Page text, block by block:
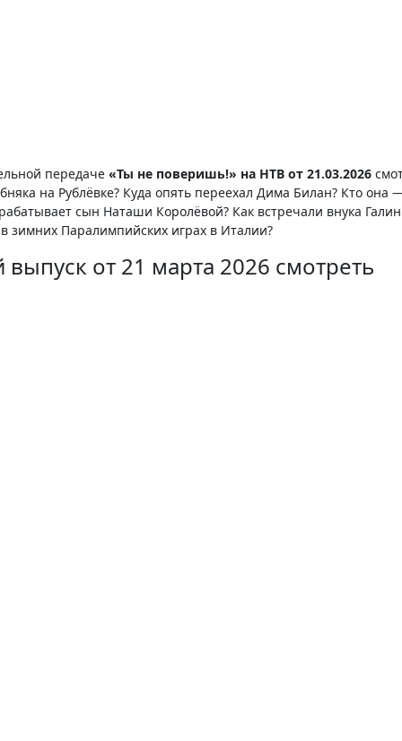
передаче «Ты не поверишь!» на НТВ от 21.03.2026
на Рублёвке? Куда опять переехал Дима Билан? Кто она
сын Наташи Королёвой? Как встречали внука
зимних Паралимпийских играх в Италии?
от 21 марта 2026 смотреть